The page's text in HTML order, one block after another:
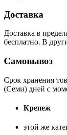
Доставка
Доставка в
бесплатно. В
Самовывоз
Срок хранения
(Семи) дней с
Крепеж
этой же